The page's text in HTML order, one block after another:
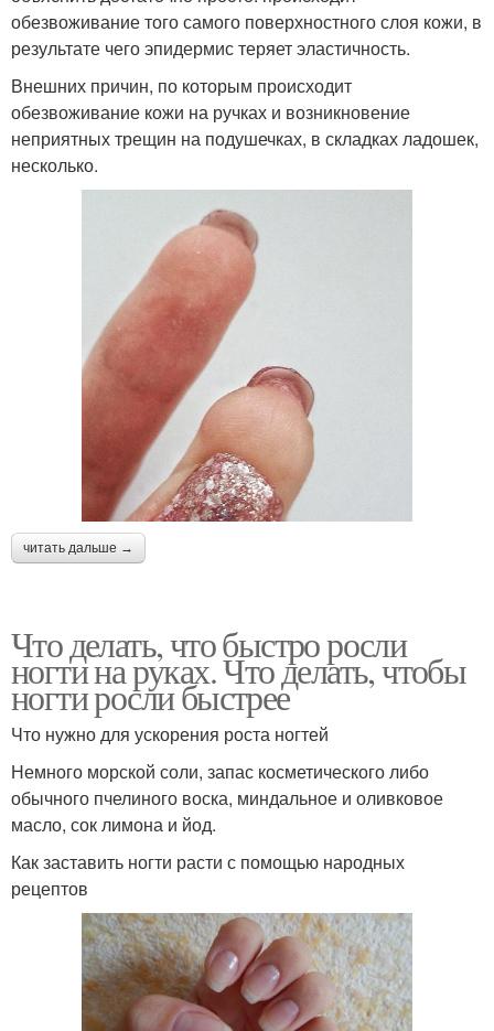
обезвоживание того самого поверхностного слоя кожи, в
результате чего эпидермис теряет эластичность.
Внешних причин, по которым происходит
обезвоживание кожи на ручках и возникновение
неприятных трещин на подушечках, в складках ладошек,
несколько.
читать дальше →
Что делать, что быстро росли
ногти на руках. Что делать, чтобы
ногти росли быстрее
Что нужно для ускорения роста ногтей
Немного морской соли, запас косметического либо
обычного пчелиного воска, миндальное и оливковое
масло, сок лимона и йод.
Как заставить ногти расти с помощью народных
рецептов